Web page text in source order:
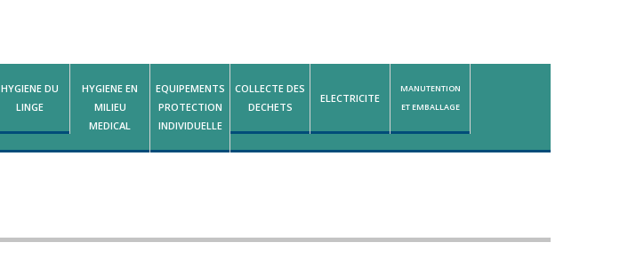
HYGIENE DU
LINGE
HYGIENE EN
MILIEU
MEDICAL
EQUIPEMENTS
PROTECTION
INDIVIDUELLE
COLLECTE DES
DECHETS
ELECTRICITE
MANUTENTION
ET EMBALLAGE